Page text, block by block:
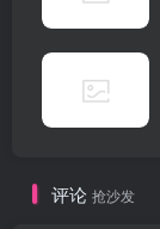
评论 抢沙发